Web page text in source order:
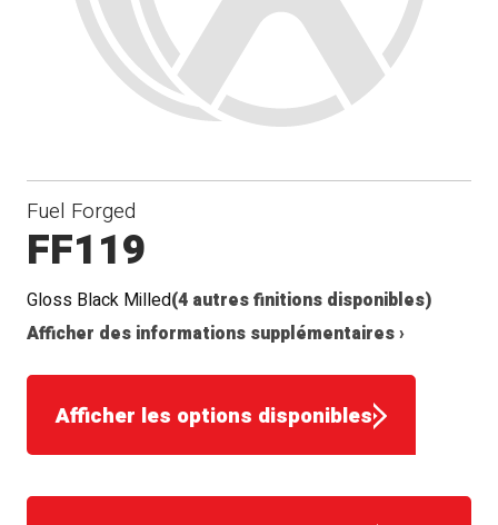
Fuel Forged
FF119
Gloss Black Milled(4 autres finitions disponibles)
Afficher des informations supplémentaires ›
Afficher les options disponibles